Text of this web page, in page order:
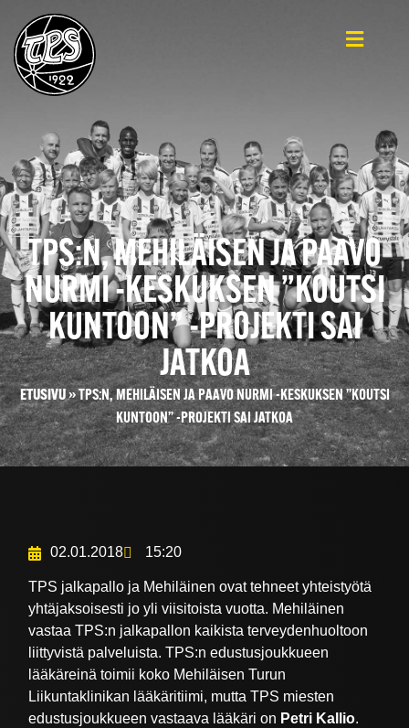
TPS:N, MEHILÄISEN JA PAAVO
NURMI -KESKUKSEN ”KOUTSI
KUNTOON” -PROJEKTI SAI
JATKOA
ETUSIVU»TPS:N, MEHILÄISEN JA PAAVO NURMI -KESKUKSEN ”KOUTSI
KUNTOON” -PROJEKTI SAI JATKOA
02.01.2018 15:20
TPS jalkapallo ja Mehiläinen ovat tehneet yhteistyötä
yhtäjaksoisesti jo yli viisitoista vuotta. Mehiläinen
vastaa TPS:n jalkapallon kaikista terveydenhuoltoon
liittyvistä palveluista. TPS:n edustusjoukkueen
lääkäreinä toimii koko Mehiläisen Turun
Liikuntaklinikan lääkäritiimi, mutta TPS miesten
edustusjoukkueen vastaava lääkäri on Petri Kallio.